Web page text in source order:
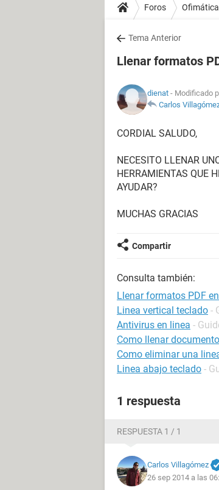
Foros Ofimática
Tema Anterior
Llenar formatos
dienat - Modificado
Carlos
CORDIAL SALUDO,
NECESITO LLENAR
HERRAMIENTAS QUE
AYUDAR?
MUCHAS GRACIAS
Compartir
Consulta también:
Llenar formatos PDF
Linea vertical teclado -
Antivirus en linea -
Como llenar
Como eliminar una
Linea abajo teclado -
1 respuesta
RESPUESTA 1 / 1
Carlos Villagómez
26 sep 2014 a las